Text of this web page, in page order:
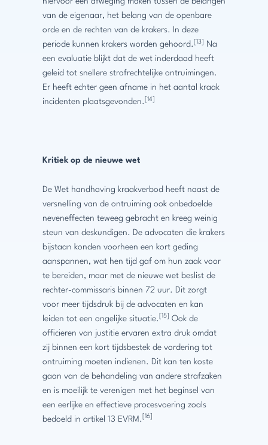
van de eigenaar, het belang van de openbare
orde en de rechten van de krakers. In deze
periode kunnen krakers worden gehoord. [13]
Na
een evaluatie blijkt dat de wet inderdaad heeft
geleid tot snellere strafrechtelijke ontruimingen.
Er heeft echter geen afname in het aantal kraak
incidenten plaatsgevonden. [14]
Kritiek op de nieuwe wet
De Wet handhaving kraakverbod heeft naast de
versnelling van de ontruiming ook onbedoelde
neveneffecten teweeg gebracht en kreeg weinig
steun van deskundigen. De advocaten die krakers
bijstaan konden voorheen een kort geding
aanspannen, wat hen tijd gaf om hun zaak voor
te bereiden, maar met de nieuwe wet beslist de
rechter-commissaris binnen 72 uur. Dit zorgt
voor meer tijdsdruk bij de advocaten en kan
leiden tot een ongelijke situatie. [15]
Ook de
officieren van justitie ervaren extra druk omdat
zij binnen een kort tijdsbestek de vordering tot
ontruiming moeten indienen. Dit kan ten koste
gaan van de behandeling van andere strafzaken
en is moeilijk te verenigen met het beginsel van
een eerlijke en effectieve procesvoering zoals
bedoeld in artikel 13 EVRM. [16]